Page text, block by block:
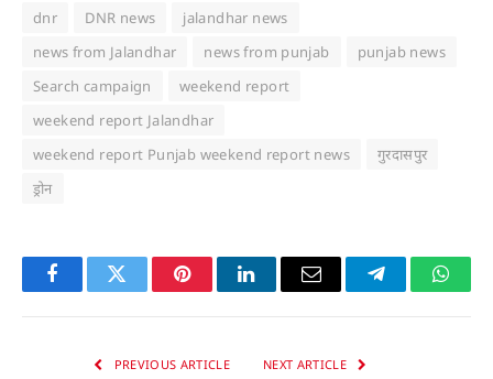
dnr
DNR news
jalandhar news
news from Jalandhar
news from punjab
punjab news
Search campaign
weekend report
weekend report Jalandhar
weekend report Punjab weekend report news
गुरदासपुर
ड्रोन
FacebookTwitter PinterestLinkedInEmail Telegram
PREVIOUS ARTICLE NEXT ARTICLE